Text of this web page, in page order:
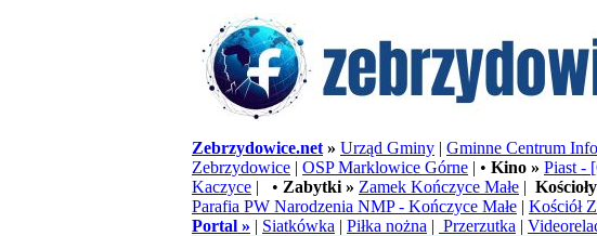
Zebrzydowice.net » Urząd Gminy | Gminne Centrum
Zebrzydowice | OSP Marklowice Górne | • Kino » Piast -
Kaczyce | • Zabytki » Zamek Kończyce Małe |
Parafia PW Narodzenia NMP - Kończyce Małe | Kościół
Portal » | Siatkówka | Piłka nożna | Przerzutka |